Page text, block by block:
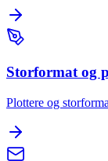
Storformat og
Plottere og